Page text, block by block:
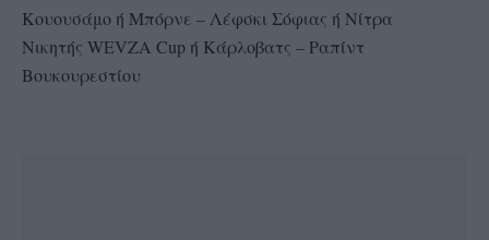
Κουουσάμο ή Μπόρνε – Λέφσκι Σόφιας ή Νίτρα
Νικητής WEVZA Cup ή Κάρλοβατς – Ραπίντ
Βουκουρεστίου